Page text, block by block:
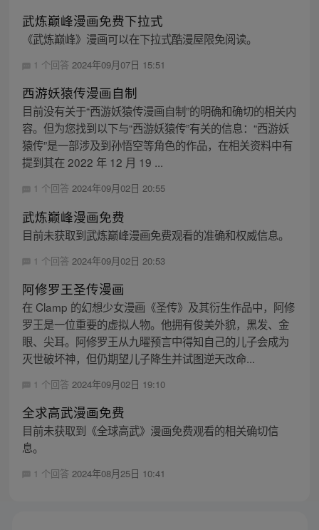
武炼巅峰漫画免费下拉式
《武炼巅峰》漫画可以在下拉式酷漫屋限免阅读。
1 个回答 2024年09月07日 15:51
西游妖猿传漫画自制
目前没有关于“西游妖猿传漫画自制”的明确和确切的相关内
容。但为您找到以下与“西游妖猿传”有关的信息：“西游妖
猿传”是一部涉及到孙悟空等角色的作品，在相关资料中有
提到其在 2022 年 12 月 19 ...
1 个回答 2024年09月02日 20:55
武炼巅峰漫画免费
目前未获取到武炼巅峰漫画免费观看的准确和权威信息。
1 个回答 2024年09月02日 20:53
阿修罗王圣传漫画
在 Clamp 的幻想少女漫画《圣传》及其衍生作品中，阿修
罗王是一位重要的虚拟人物。他拥有俊美外貌，黑发、金
眼、尖耳。阿修罗王从九曜预言中得知自己的儿子会成为
灭世破坏神，但仍期望儿子降生并试图逆天改命...
1 个回答 2024年09月02日 19:10
全求高武漫画免费
目前未获取到《全球高武》漫画免费观看的相关确切信
息。
1 个回答 2024年08月25日 10:41